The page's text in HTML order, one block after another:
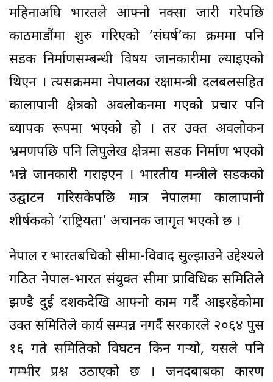
महिनाअघि भारतले आफ्नो नक्सा जारी गरेपछि
काठमाडौंमा शुरु गरिएको ‘संघर्ष’का क्रममा पनि
सडक निर्माणसम्बन्धी विषय जानकारीमा ल्याइएको
थिएन । त्यसक्रममा नेपालका रक्षामन्त्री दलबलसहित
कालापानी क्षेत्रको अवलोकनमा गएको प्रचार पनि
ब्यापक रूपमा भएको हो । तर उक्त अवलोकन
भ्रमणपछि पनि लिपुलेख क्षेत्रमा सडक निर्माण भएको
भन्ने जानकारी गराइएन । भारतीय मन्त्रीले सडकको
उद्घाटन गरिसकेपछि मात्र नेपालमा कालापानी
शीर्षकको ‘राष्ट्रियता’ अचानक जागृत भएको छ ।
नेपाल र भारतबचिको सीमा-विवाद सुल्झाउने उद्देश्यले
गठित नेपाल-भारत संयुक्त सीमा प्राविधिक समितिले
झण्डै दुई दशकदेखि आफ्नो काम गर्दै आइरहेकोमा
उक्त समितिले कार्य सम्पन्न नगर्दै सरकारले २०६४ पुस
१६ गते समितिको विघटन किन गऱ्यो, यसले पनि
गम्भीर प्रश्न उठाएको छ । जनदबाबका कारण